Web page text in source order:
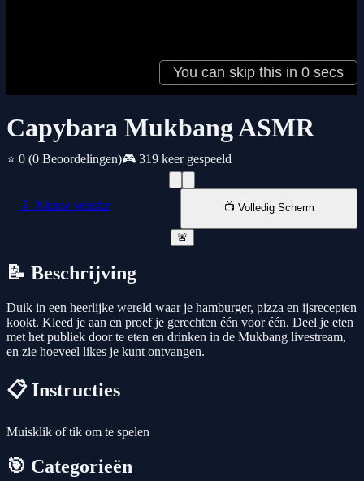
Capybara Mukbang ASMR
⭐ 0 (0 Beoordelingen)🎮 319 keer gespeeld
📱 Nieuw venster 📺 Volledig Scherm
🚨
📝 Beschrijving
Duik in een heerlijke wereld waar je hamburger, pizza en ijsrecepten
kookt. Kleed je aan en proef je gerechten één voor één. Deel je eten
met het publiek door te eten en drinken in de Mukbang livestream,
en zie hoeveel likes je kunt ontvangen.
📋 Instructies
Muisklik of tik om te spelen
🎯 Categorieën